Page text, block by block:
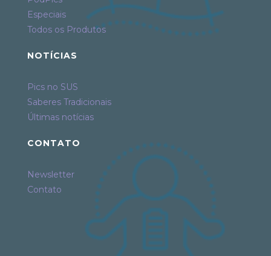
Especiais
Todos os Produtos
NOTÍCIAS
Pics no SUS
Saberes Tradicionais
Últimas notícias
CONTATO
Newsletter
Contato